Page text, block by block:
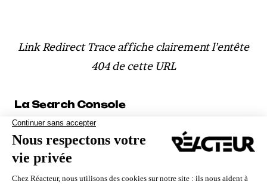
Link Redirect Trace affiche clairement l’entête
404 de cette URL
La Search Console
Même si les données ne sont pas en temps réel
(il y a souvent un décalage de quelques jours),
la Search Console de Google peut faire